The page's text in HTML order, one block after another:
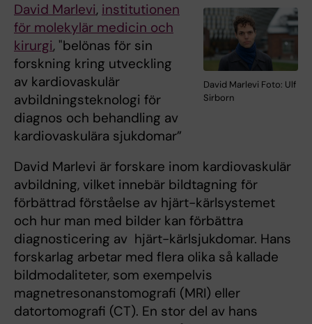
David Marlevi Foto: Ulf
Sirborn
David Marlevi, institutionen
för molekylär medicin och
kirurgi, "belönas för sin
forskning kring utveckling
av kardiovaskulär
avbildningsteknologi för
diagnos och behandling av
kardiovaskulära sjukdomar”
David Marlevi är forskare inom kardiovaskulär
avbildning, vilket innebär bildtagning för
förbättrad förståelse av hjärt-kärlsystemet
och hur man med bilder kan förbättra
diagnosticering av hjärt-kärlsjukdomar. Hans
forskarlag arbetar med flera olika så kallade
bildmodaliteter, som exempelvis
magnetresonanstomografi (MRI) eller
datortomografi (CT). En stor del av hans